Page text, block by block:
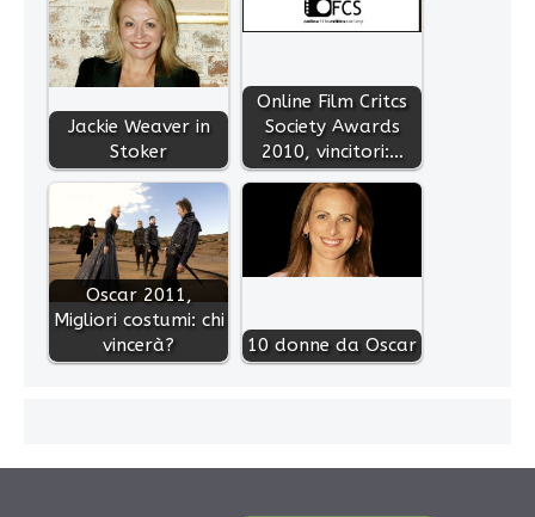
Jackie Weaver in
Stoker
Online Film Critcs
Society Awards
2010, vincitori:…
Oscar 2011,
Migliori costumi: chi
vincerà?
10 donne da Oscar